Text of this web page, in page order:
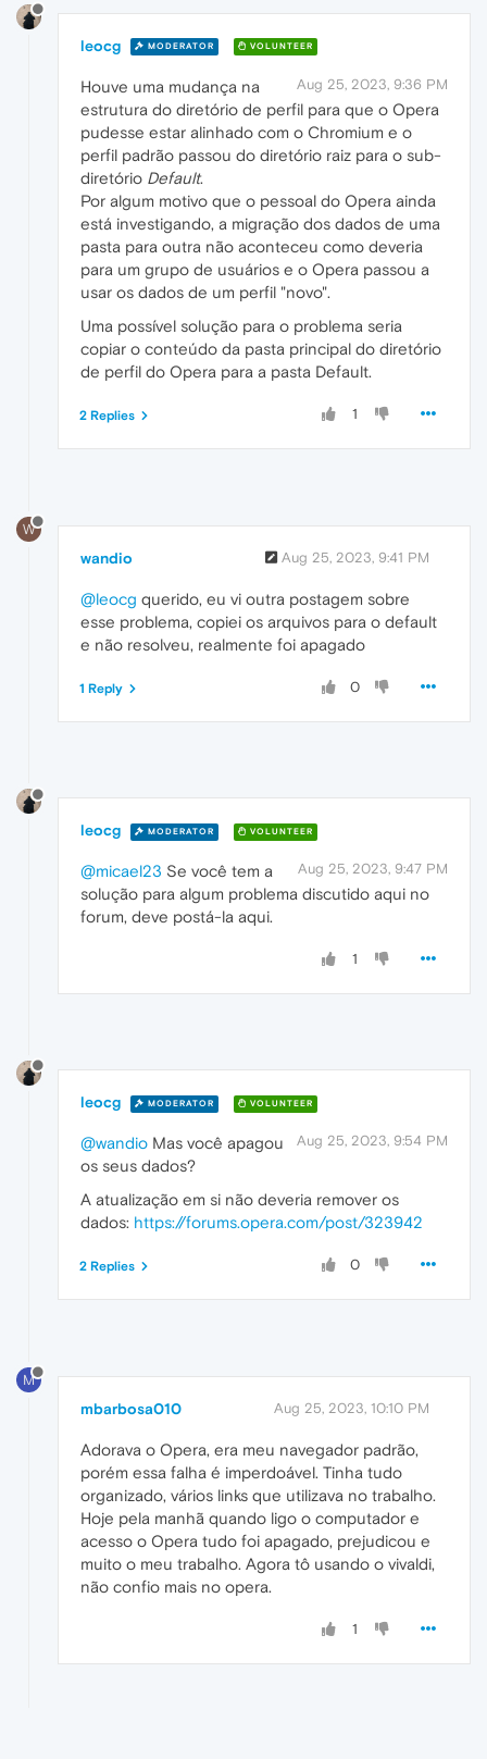
leocg MODERATOR VOLUNTEER
Aug 25, 2023, 9:36 PM
Houve uma mudança na
estrutura do diretório de perfil para que o Opera
pudesse estar alinhado com o Chromium e o
perfil padrão passou do diretório raiz para o sub-
diretório Default.
Por algum motivo que o pessoal do Opera ainda
está investigando, a migração dos dados de uma
pasta para outra não aconteceu como deveria
para um grupo de usuários e o Opera passou a
usar os dados de um perfil "novo".
Uma possível solução para o problema seria
copiar o conteúdo da pasta principal do diretório
de perfil do Opera para a pasta Default.
1
2 Replies
W
wandio Aug 25, 2023, 9:41 PM
@leocg querido, eu vi outra postagem sobre
esse problema, copiei os arquivos para o default
e não resolveu, realmente foi apagado
0
1 Reply
leocg MODERATOR VOLUNTEER
Aug 25, 2023, 9:47 PM
@micael23 Se você tem a
solução para algum problema discutido aqui no
forum, deve postá-la aqui.
1
leocg MODERATOR VOLUNTEER
Aug 25, 2023, 9:54 PM
@wandio Mas você apagou
os seus dados?
A atualização em si não deveria remover os
dados: https://forums.opera.com/post/323942
0
2 Replies
M
mbarbosa010 Aug 25, 2023, 10:10 PM
Adorava o Opera, era meu navegador padrão,
porém essa falha é imperdoável. Tinha tudo
organizado, vários links que utilizava no trabalho.
Hoje pela manhã quando ligo o computador e
acesso o Opera tudo foi apagado, prejudicou e
muito o meu trabalho. Agora tô usando o vivaldi,
não confio mais no opera.
1